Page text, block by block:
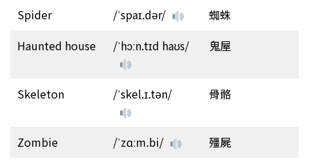
Spider
/ˈspaɪ.dər/
蜘蛛
Haunted house
/ˈhɔːn.tɪd haʊs/ 鬼屋
Skeleton /ˈskel.ɪ.tən/ 骨骼
Zombie /ˈzɑːm.bi/
殭屍